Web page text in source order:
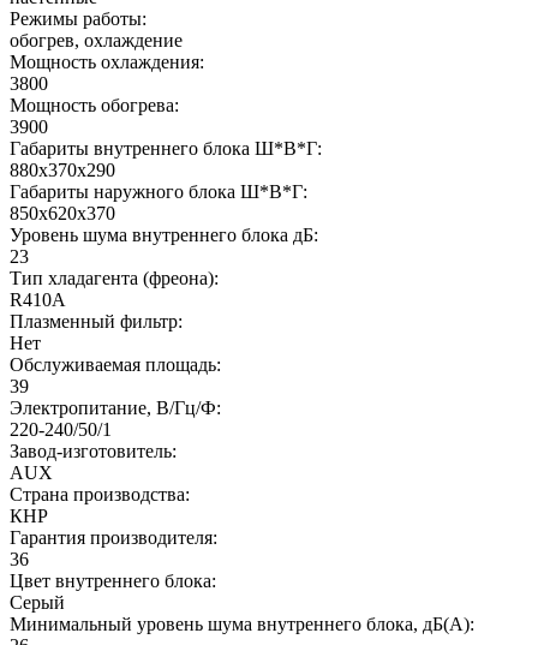
Режимы работы:
обогрев, охлаждение
Мощность охлаждения:
3800
Мощность обогрева:
3900
Габариты внутреннего блока Ш*В*Г:
880x370x290
Габариты наружного блока Ш*В*Г:
850x620x370
Уровень шума внутреннего блока дБ:
23
Тип хладагента (фреона):
R410A
Плазменный фильтр:
Нет
Обслуживаемая площадь:
39
Электропитание, В/Гц/Ф:
220-240/50/1
Завод-изготовитель:
AUX
Страна производства:
КНР
Гарантия производителя:
36
Цвет внутреннего блока:
Серый
Минимальный уровень шума внутреннего блока, дБ(А):